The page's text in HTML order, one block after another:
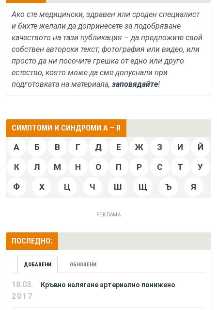
Ако сте медицински, здравен или сроден специалист
и бихте желали да допринесете за подобряване
качеството на тази публикация – да предложите свой
собствен авторски текст, фотография или видео, или
просто да ни посочите грешка от едно или друго
естество, която може да сме допуснали при
подготовката на материала, заповядайте!
СИМПТОМИ И СИНДРОМИ А – Я
А Б В Г Д Е Ж З И Й
К Л М Н О П Р С Т У
Ф Х Ц Ч Ш Щ Ъ Я
РЕКЛАМА
ПОСЛЕДНО:
ДОБАВЕНИ ОБНОВЕНИ
18.03.
2017
Кръвно налягане артериално понижено